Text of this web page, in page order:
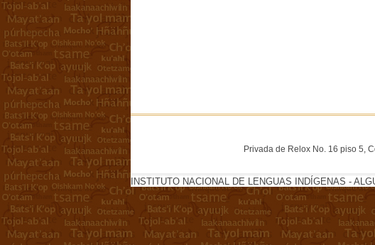
Privada de Relox No. 16 piso 5,
INSTITUTO NACIONAL DE LENGUAS INDÍGENAS -